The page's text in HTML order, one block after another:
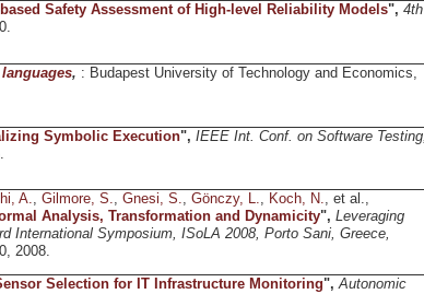
Safety Assessment of High-level Reliability Models", 4th
, : Budapest University of Technology and Economics,
Symbolic Execution", IEEE Int. Conf. on Software Testing,
A., Gilmore, S., Gnesi, S., Gönczy, L., Koch, N., et al.,
Analysis, Transformation and Dynamicity", Leveraging
International Symposium, ISoLA 2008, Porto Sani, Greece,
2008.
Selection for IT Infrastructure Monitoring",Autonomic